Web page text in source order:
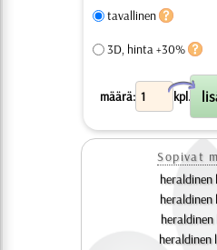
tavallinen
3D, hinta +30%
määrä: kpl.
X
Sopivat
heraldinen
heraldinen
heraldinen
heraldinen